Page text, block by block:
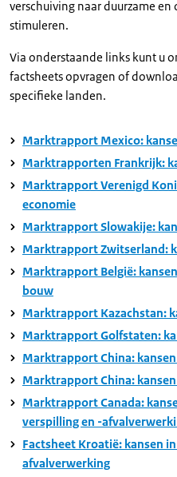
verschuiving naar duurzame
stimuleren.
Via onderstaande links kunt u
factsheets opvragen of
specifieke landen.
Marktrapport Mexico:
Marktrapporten Frankrijk:
Marktrapport Verenigd
economie
Marktrapport Slowakije:
Marktrapport Zwitserland:
Marktrapport België:
bouw
Marktrapport Kazachstan:
Marktrapport Golfstaten:
Marktrapport China:
Marktrapport China:
Marktrapport Canada:
verspilling en -
Factsheet Kroatië: kansen
afvalverwerking